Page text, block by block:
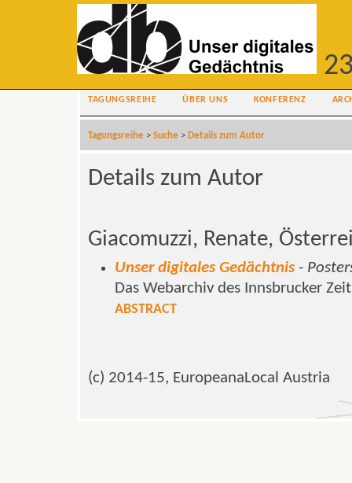
TAGUNGSREIHE ÜBER UNS KONFERENZ
Tagungsreihe > Suche > Details zum Autor
Details zum Autor
Giacomuzzi, Renate,
Unser digitales Gedächtnis-
Das Webarchiv des Innsbrucker
ABSTRACT
(c) 2014-15, EuropeanaLocal Austria